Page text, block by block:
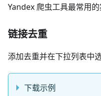
Yandex 爬虫工具最常用
链接去重
添加去重并在下拉列表中
下载示例